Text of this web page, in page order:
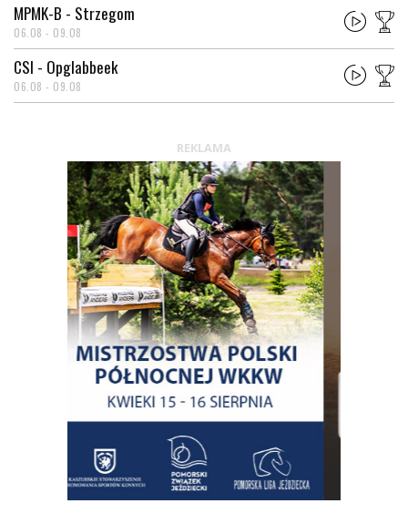
MPMK-B - Strzegom
06.08 - 09.08
CSI - Opglabbeek
06.08 - 09.08
REKLAMA